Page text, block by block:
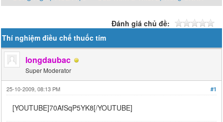
Đánh giá chủ đề:
Thí nghiệm điều chế thuốc tím
longdaubac
Super Moderator
#1
25-10-2009, 08:13 PM
[YOUTUBE]70AfSqP5YK8[/YOUTUBE]